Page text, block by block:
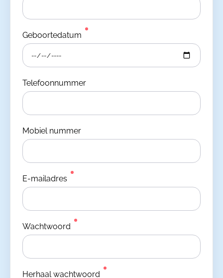
Geboortedatum
Telefoonnummer
Mobiel nummer
E-mailadres
Wachtwoord
Herhaal wachtwoord